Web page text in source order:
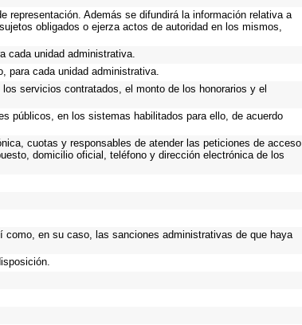
Además se difundirá la información relativa a
obligados o ejerza actos de autoridad en los mismos,
cada unidad administrativa.
para cada unidad administrativa.
servicios contratados, el monto de los honorarios y el
públicos, en los sistemas habilitados para ello, de acuerdo
cuotas y responsables de atender las peticiones de acceso
domicilio oficial, teléfono y dirección electrónica de los
en su caso, las sanciones administrativas de que haya